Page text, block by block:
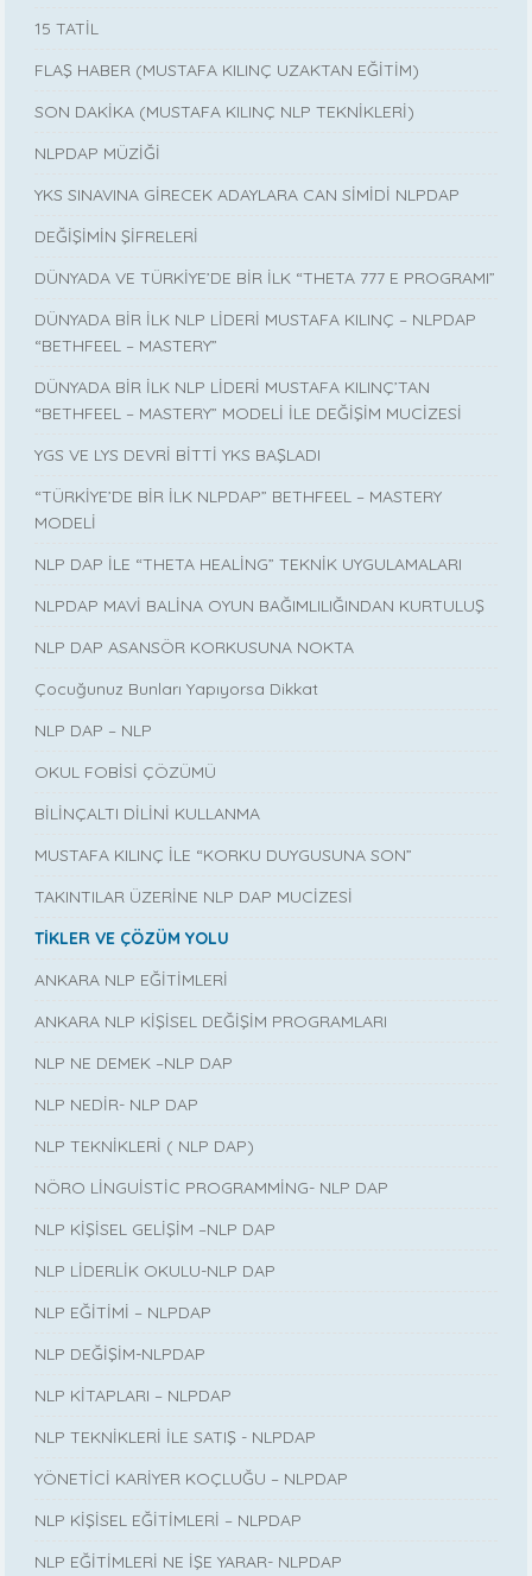
15 TATİL
FLAŞ HABER (MUSTAFA KILINÇ UZAKTAN EĞİTİM)
SON DAKİKA (MUSTAFA KILINÇ NLP TEKNİKLERİ)
NLPDAP MÜZİĞİ
YKS SINAVINA GİRECEK ADAYLARA CAN SİMİDİ NLPDAP
DEĞİŞİMİN ŞİFRELERİ
DÜNYADA VE TÜRKİYE’DE BİR İLK “THETA 777 E PROGRAMI”
DÜNYADA BİR İLK NLP LİDERİ MUSTAFA KILINÇ – NLPDAP
“BETHFEEL – MASTERY”
DÜNYADA BİR İLK NLP LİDERİ MUSTAFA KILINÇ’TAN
“BETHFEEL – MASTERY” MODELİ İLE DEĞİŞİM MUCİZESİ
YGS VE LYS DEVRİ BİTTİ YKS BAŞLADI
“TÜRKİYE’DE BİR İLK NLPDAP” BETHFEEL – MASTERY
MODELİ
NLP DAP İLE “THETA HEALİNG” TEKNİK UYGULAMALARI
NLPDAP MAVİ BALİNA OYUN BAĞIMLILIĞINDAN KURTULUŞ
NLP DAP ASANSÖR KORKUSUNA NOKTA
Çocuğunuz Bunları Yapıyorsa Dikkat
NLP DAP – NLP
OKUL FOBİSİ ÇÖZÜMÜ
BİLİNÇALTI DİLİNİ KULLANMA
MUSTAFA KILINÇ İLE “KORKU DUYGUSUNA SON”
TAKINTILAR ÜZERİNE NLP DAP MUCİZESİ
TİKLER VE ÇÖZÜM YOLU
ANKARA NLP EĞİTİMLERİ
ANKARA NLP KİŞİSEL DEĞİŞİM PROGRAMLARI
NLP NE DEMEK –NLP DAP
NLP NEDİR- NLP DAP
NLP TEKNİKLERİ ( NLP DAP)
NÖRO LİNGUİSTİC PROGRAMMİNG- NLP DAP
NLP KİŞİSEL GELİŞİM –NLP DAP
NLP LİDERLİK OKULU-NLP DAP
NLP EĞİTİMİ – NLPDAP
NLP DEĞİŞİM-NLPDAP
NLP KİTAPLARI – NLPDAP
NLP TEKNİKLERİ İLE SATIŞ - NLPDAP
YÖNETİCİ KARİYER KOÇLUĞU – NLPDAP
NLP KİŞİSEL EĞİTİMLERİ – NLPDAP
NLP EĞİTİMLERİ NE İŞE YARAR- NLPDAP